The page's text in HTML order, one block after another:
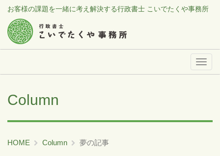
お客様の課題を一緒に考え解決する行政書士 こいでたくや事務所
メ
Column
HOME Column 夢の記事